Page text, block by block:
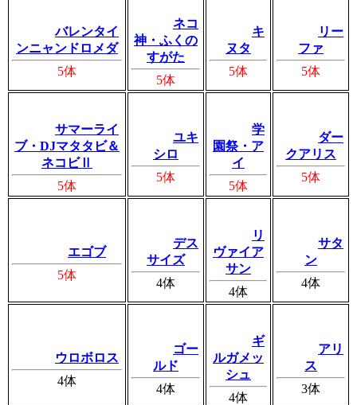
バレンタイ
ンニャンドロメダ
5体
ネコ
神・ふくの
すがた
5体
キ
ヌタ
5体
リー
ファ
5体
サマーライ
ブ・DJマタタビ＆
ネコビⅡ
5体
ユキ
シロ
5体
学
園祭・ア
イ
5体
ダー
クアリス
5体
エゴブ
5体
デス
サイズ
4体
リ
ヴァイア
サン
4体
サタ
ン
4体
ウロボロス
4体
ゴー
ルド
4体
ギ
ルガメッ
シュ
4体
アリ
ス
3体